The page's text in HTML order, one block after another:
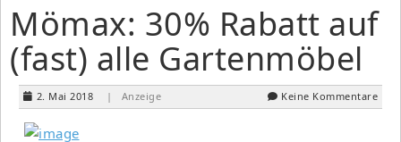
Mömax: 30% Rabatt auf
(fast) alle Gartenmöbel
2. Mai 2018 | Anzeige Keine Kommentare